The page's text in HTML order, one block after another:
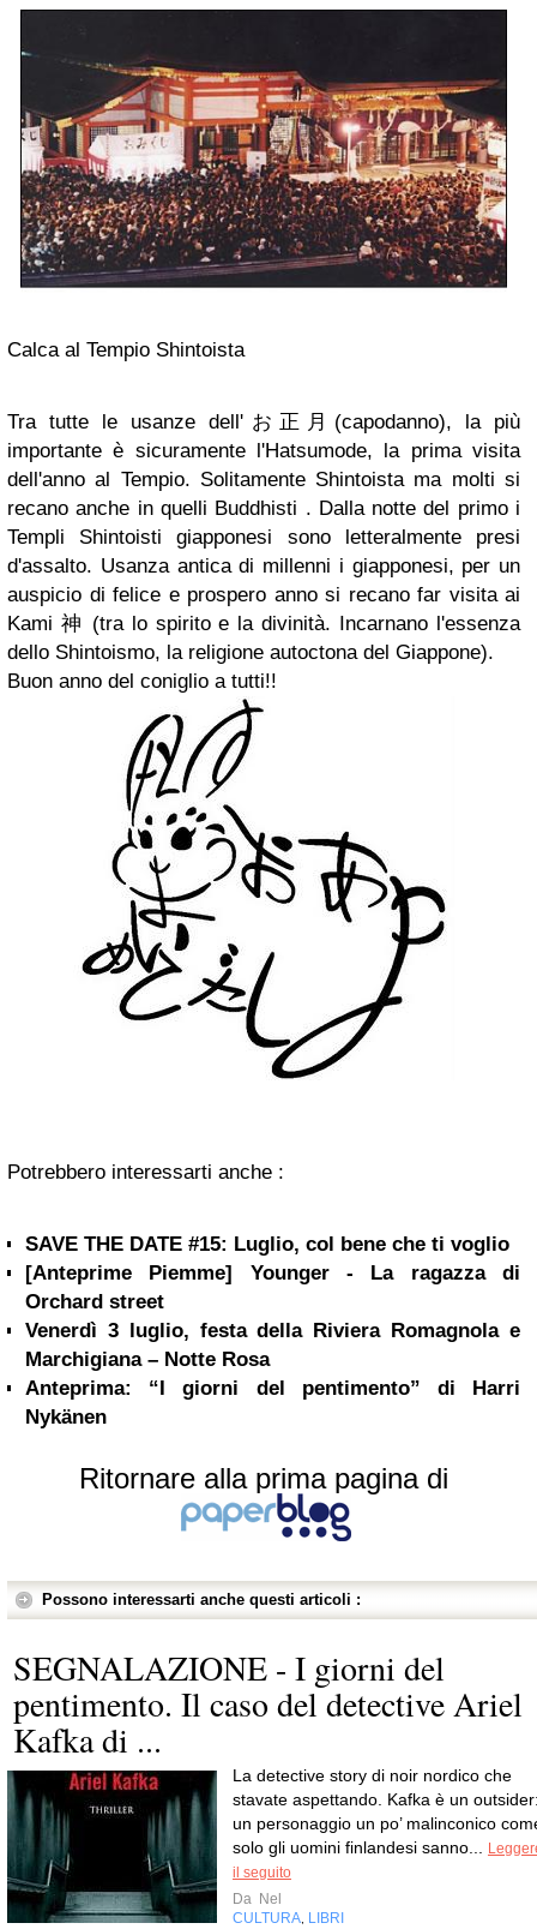
Calca al Tempio Shintoista
Tra tutte le usanze dell'お正月(capodanno), la più
importante è sicuramente l'Hatsumode, la prima visita
dell'anno al Tempio. Solitamente Shintoista ma molti si
recano anche in quelli Buddhisti . Dalla notte del primo i
Templi Shintoisti giapponesi sono letteralmente presi
d'assalto. Usanza antica di millenni i giapponesi, per un
auspicio di felice e prospero anno si recano far visita ai
Kami 神 (tra lo spirito e la divinità. Incarnano l'essenza
dello Shintoismo, la religione autoctona del Giappone).
Buon anno del coniglio a tutti!!
Potrebbero interessarti anche :
SAVE THE DATE #15: Luglio, col bene che ti voglio
[Anteprime Piemme] Younger - La ragazza di
Orchard street
Venerdì 3 luglio, festa della Riviera Romagnola e
Marchigiana – Notte Rosa
Anteprima: “I giorni del pentimento” di Harri
Nykänen
Ritornare alla prima pagina di
Possono interessarti anche questi articoli :
SEGNALAZIONE - I giorni del
pentimento. Il caso del detective Ariel
Kafka di ...
La detective story di noir nordico che
stavate aspettando. Kafka è un
un personaggio un po’ malinconico
solo gli uomini finlandesi sanno...
il seguito
Da Nel
CULTURA, LIBRI